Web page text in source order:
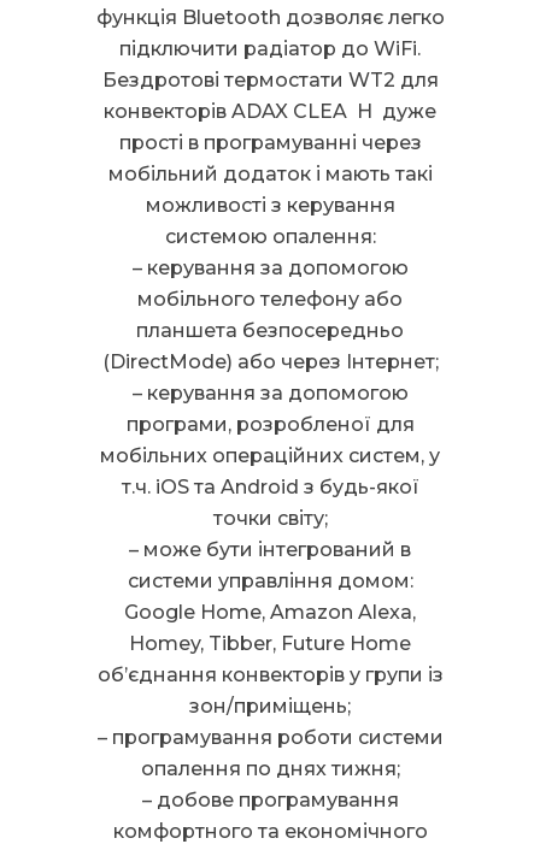
функція Bluetooth дозволяє легко
підключити радіатор до WiFi.
Бездротові термостати WT2 для
конвекторів ADAX CLEA H дуже
прості в програмуванні через
мобільний додаток і мають такі
можливості з керування
системою опалення:
– керування за допомогою
мобільного телефону або
планшета безпосередньо
(DirectMode) або через Інтернет;
– керування за допомогою
програми, розробленої для
мобільних операційних систем, у
т.ч. iOS та Android з будь-якої
точки світу;
– може бути інтегрований в
системи управління домом:
Google Home, Amazon Alexa,
Homey, Tibber, Future Home
об’єднання конвекторів у групи із
зон/приміщень;
– програмування роботи системи
опалення по днях тижня;
– добове програмування
комфортного та економічного